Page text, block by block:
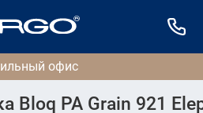
Bloq PA Grain 921